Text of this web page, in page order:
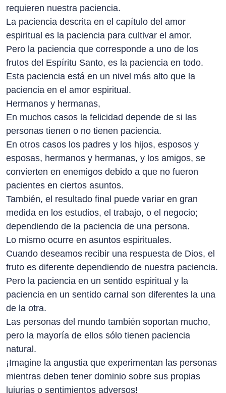
requieren nuestra paciencia.
La paciencia descrita en el capítulo del amor
espiritual es la paciencia para cultivar el amor.
Pero la paciencia que corresponde a uno de los
frutos del Espíritu Santo, es la paciencia en todo.
Esta paciencia está en un nivel más alto que la
paciencia en el amor espiritual.
Hermanos y hermanas,
En muchos casos la felicidad depende de si las
personas tienen o no tienen paciencia.
En otros casos los padres y los hijos, esposos y
esposas, hermanos y hermanas, y los amigos, se
convierten en enemigos debido a que no fueron
pacientes en ciertos asuntos.
También, el resultado final puede variar en gran
medida en los estudios, el trabajo, o el negocio;
dependiendo de la paciencia de una persona.
Lo mismo ocurre en asuntos espirituales.
Cuando deseamos recibir una respuesta de Dios, el
fruto es diferente dependiendo de nuestra paciencia.
Pero la paciencia en un sentido espiritual y la
paciencia en un sentido carnal son diferentes la una
de la otra.
Las personas del mundo también soportan mucho,
pero la mayoría de ellos sólo tienen paciencia
natural.
¡Imagine la angustia que experimentan las personas
mientras deben tener dominio sobre sus propias
lujurias o sentimientos adversos!